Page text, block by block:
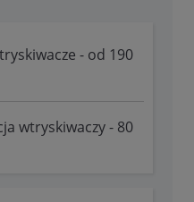
- od 190
wtryskiwaczy - 80